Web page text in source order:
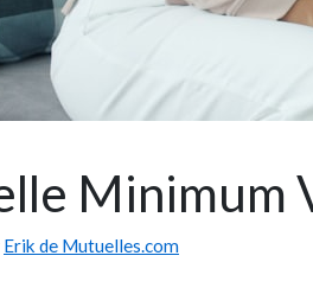
Minimum
Erik de Mutuelles.com